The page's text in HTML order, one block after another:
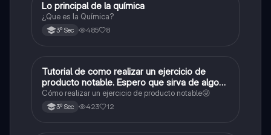
Química
Lo principal de la química
¿Que es la Química?
3º Sec 485 8
Matemáticas
Tutorial de como realizar un ejercicio de
producto notable. Espero que sirva de algo💕
😜
Cómo realizar un ejercicio de producto notable😜
3º Sec 423 12